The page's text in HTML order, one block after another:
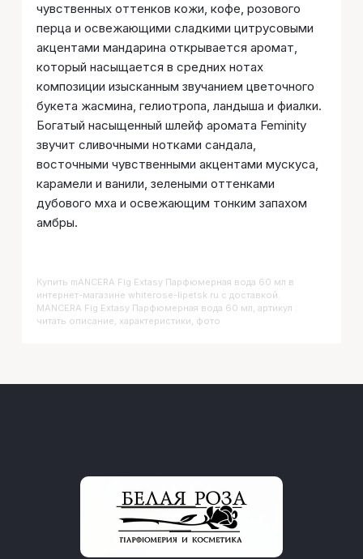
чувственных оттенков кожи, кофе, розового
перца и освежающими сладкими цитрусовыми
акцентами мандарина открывается аромат,
который насыщается в средних нотах
композиции изысканным звучанием цветочного
букета жасмина, гелиотропа, ландыша и фиалки.
Богатый насыщенный шлейф аромата Feminity
звучит сливочными нотками сандала,
восточными чувственными акцентами мускуса,
карамели и ванили, зелеными оттенками
дубового мха и освежающим тонким запахом
амбры.
Купить MANCERA Fig Extasy Парфюмерная вода 60 мл в
интернет-магазине whiterose-lipetsk.ru с доставкой.
MANCERA Fig Extasy Парфюмерная вода 60 мл, артикул :
читать описание, характеристики, фото